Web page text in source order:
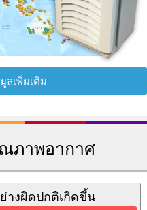
ลเพิ่มเติม
ภาพอากาศ
างผิดปกติเกิดขึ้น